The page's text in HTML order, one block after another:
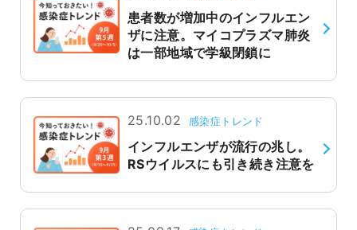
患者数が増加中のインフルエン
ザに注意。マイコプラズマ肺炎
は一部地域で学級閉鎖に
25.10.02 感染症トレンド
インフルエンザが流行の兆し。
RSウイルスにも引き続き注意を